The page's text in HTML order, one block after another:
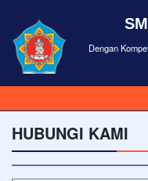
Dengan
HUBUNGI KAMI